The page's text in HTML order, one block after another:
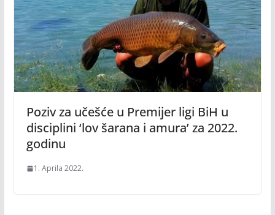
Poziv za učešće u Premijer ligi BiH u
disciplini ‘lov šarana i amura’ za 2022.
godinu
1. Aprila 2022.